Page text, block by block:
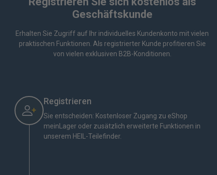
Geschäftskunde
Erhalten Sie Zugriff auf Ihr individuelles Kundenkonto mit vielen
praktischen Funktionen. Als registrierter Kunde profitieren Sie
von vielen exklusiven B2B-Konditionen.
Registrieren
Sie entscheiden: Kostenloser Zugang zu eShop
meinLager oder zusätzlich erweiterte Funktionen in
unserem HEIL-Teilefinder.